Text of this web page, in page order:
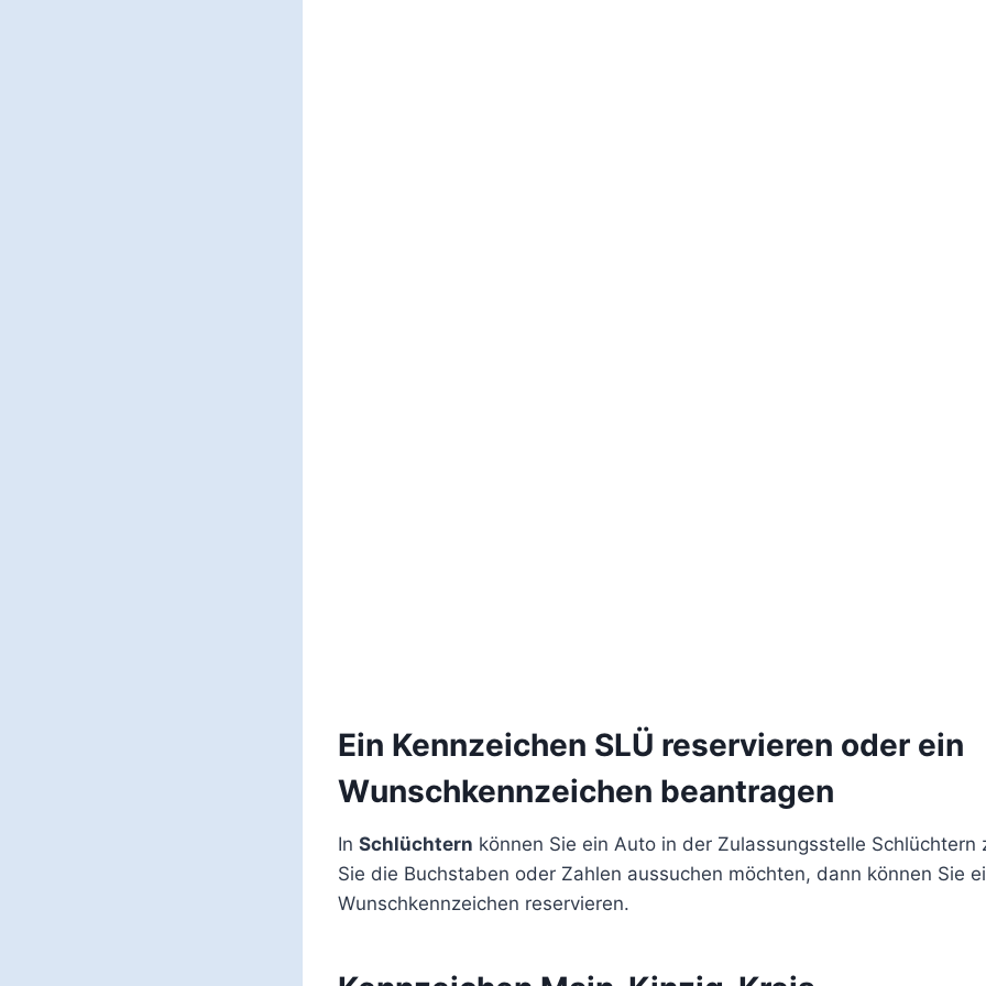
Ein Kennzeichen SLÜ reservieren oder ein
Wunschkennzeichen beantragen
In Schlüchtern können Sie ein Auto in der Zulassungsstelle Schlüchtern
Sie die Buchstaben oder Zahlen aussuchen möchten, dann können Sie
Wunschkennzeichen reservieren.